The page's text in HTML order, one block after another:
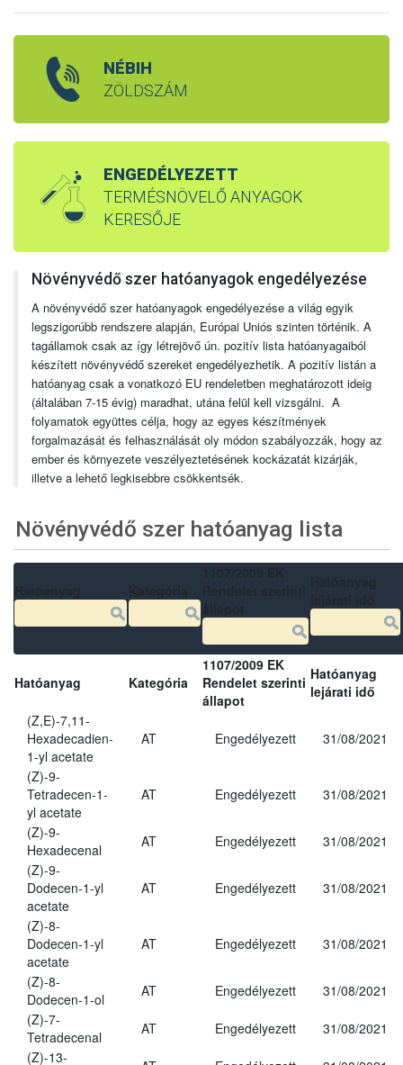
NÉBIH
ZÖLDSZÁM
ENGEDÉLYEZETT
TERMÉSNÖVELŐ ANYAGOK
KERESŐJE
Növényvédő szer hatóanyagok engedélyezése
A növényvédő szer hatóanyagok engedélyezése a világ egyik
legszigorúbb rendszere alapján, Európai Uniós szinten történik. A
tagállamok csak az így létrejövő ún. pozitív lista hatóanyagaiból
készített növényvédő szereket engedélyezhetik. A pozitív listán a
hatóanyag csak a vonatkozó EU rendeletben meghatározott ideig
(általában 7-15 évig) maradhat, utána felül kell vizsgálni. A
folyamatok együttes célja, hogy az egyes készítmények
forgalmazását és felhasználását oly módon szabályozzák, hogy az
ember és környezete veszélyeztetésének kockázatát kizárják,
illetve a lehető legkisebbre csökkentsék.
Növényvédő szer hatóanyag lista
Hatóanyag Kategória
1107/2009 EK
Rendelet szerinti
állapot
Hatóanyag
lejárati idő
(Z,E)-7,11-
Hexadecadien-
1-yl acetate
AT Engedélyezett 31/08/2021
(Z)-9-
Tetradecen-1-
yl acetate
AT Engedélyezett 31/08/2021
(Z)-9-
Hexadecenal
AT Engedélyezett
31/08/2021
(Z)-9-
Dodecen-1-yl
acetate
AT Engedélyezett 31/08/2021
(Z)-8-
Dodecen-1-yl
acetate
AT Engedélyezett 31/08/2021
(Z)-8-
Dodecen-1-ol
AT Engedélyezett
31/08/2021
(Z)-7-
Tetradecenal
AT Engedélyezett
31/08/2021
(Z)-13-